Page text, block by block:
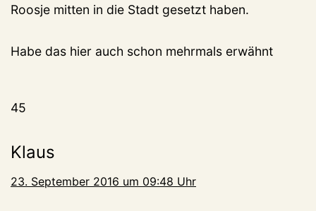
Roosje mitten in die Stadt gesetzt haben.
Habe das hier auch schon mehrmals erwähnt
45
Klaus
23. September 2016 um 09:48 Uhr